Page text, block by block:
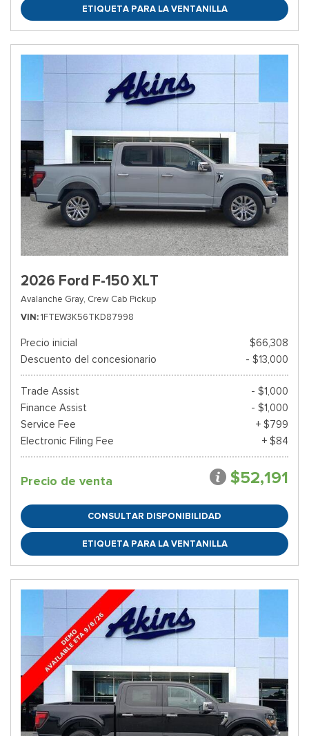
ETIQUETA PARA LA VENTANILLA
2026 Ford F-150 XLT
Avalanche Gray, Crew Cab Pickup
VIN 1FTEW3K56TKD87998
Precio inicial
$66,308
Descuento del concesionario
- $13,000
Trade Assist
- $1,000
Finance Assist
- $1,000
Service Fee
+ $799
Electronic Filing Fee
+ $84
Precio de venta $52,191
CONSULTAR DISPONIBILIDAD
ETIQUETA PARA LA VENTANILLA